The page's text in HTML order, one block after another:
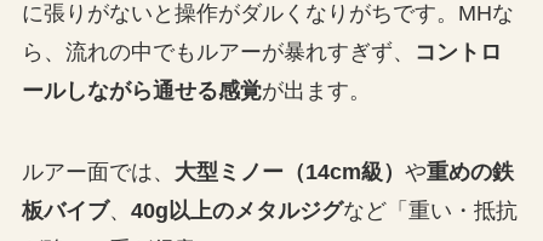
に張りがないと操作がダルくなりがちです。MHな
ら、流れの中でもルアーが暴れすぎず、
コントロ
ールしながら通せる感覚が出ます。
ルアー面では、 大型ミノー（14cm級） や重めの鉄
板バイブ、 40g以上のメタルジグなど「重い・抵抗